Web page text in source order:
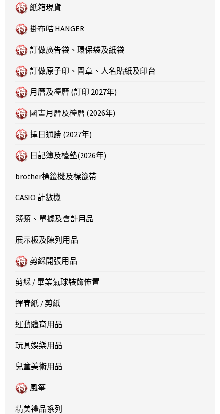
紙箱現貨
掛布咭 HANGER
訂做廣告袋、環保袋及紙袋
訂做原子印、圖章、人名貼紙及印台
月曆及檯曆 (訂印 2027年)
國畫月曆及檯曆 (2026年)
擇日通勝 (2027年)
日記簿及檯墊(2026年)
brother標籤機及標籤帶
CASIO 計數機
簿類、單據及會計用品
展示板及陳列用品
剪綵開張用品
剪綵 / 畢業氣球裝飾佈置
揮春紙 / 剪紙
運動體育用品
玩具娛樂用品
兒童美術用品
風箏
精美禮品系列